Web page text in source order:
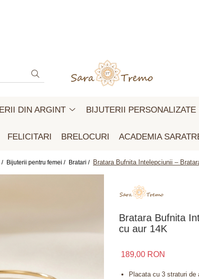
DIN ARGINT BIJUTERII PERSONALIZATE
FELICITARI BRELOCURI ACADEMIA
/ Bijuterii pentru femei / Bratari / Bratara Bufnita Intelepciunii –
Bratara Bufnita
cu aur 14K
189,00 RON
Placata cu 3 straturi de